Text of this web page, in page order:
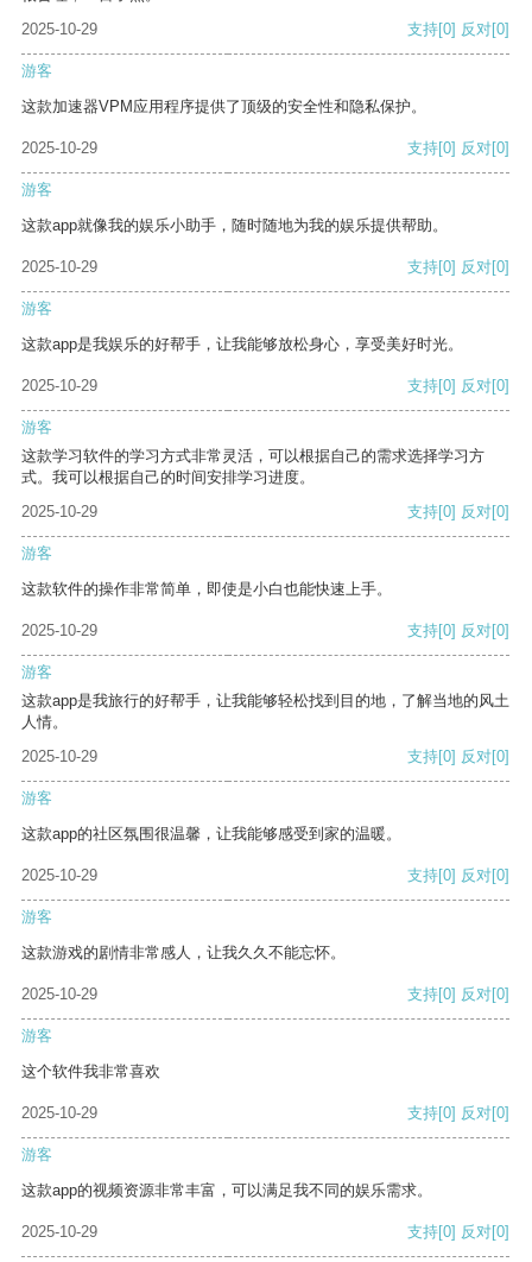
2025-10-29
支持[0] 反对[0]
游客
这款加速器VPM应用程序提供了顶级的安全性和隐私保护。
2025-10-29 支持[0] 反对[0]
游客
这款app就像我的娱乐小助手，随时随地为我的娱乐提供帮助。
2025-10-29 支持[0] 反对[0]
游客
这款app是我娱乐的好帮手，让我能够放松身心，享受美好时光。
2025-10-29 支持[0] 反对[0]
游客
这款学习软件的学习方式非常灵活，可以根据自己的需求选择学习方
式。我可以根据自己的时间安排学习进度。
2025-10-29
支持[0] 反对[0]
游客
这款软件的操作非常简单，即使是小白也能快速上手。
2025-10-29 支持[0] 反对[0]
游客
这款app是我旅行的好帮手，让我能够轻松找到目的地，了解当地的风土
人情。
2025-10-29
支持[0] 反对[0]
游客
这款app的社区氛围很温馨，让我能够感受到家的温暖。
2025-10-29 支持[0] 反对[0]
游客
这款游戏的剧情非常感人，让我久久不能忘怀。
2025-10-29 支持[0] 反对[0]
游客
这个软件我非常喜欢
2025-10-29 支持[0] 反对[0]
游客
这款app的视频资源非常丰富，可以满足我不同的娱乐需求。
2025-10-29 支持[0] 反对[0]